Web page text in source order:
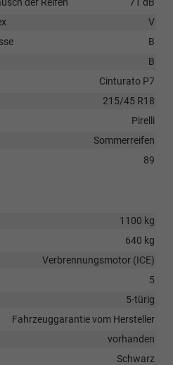
V
B
B
Cinturato P7
215/45 R18
Pirelli
Sommerreifen
89
1100 kg
640 kg
Verbrennungsmotor (ICE)
5
5-türig
Fahrzeuggarantie vom Hersteller
vorhanden
Schwarz